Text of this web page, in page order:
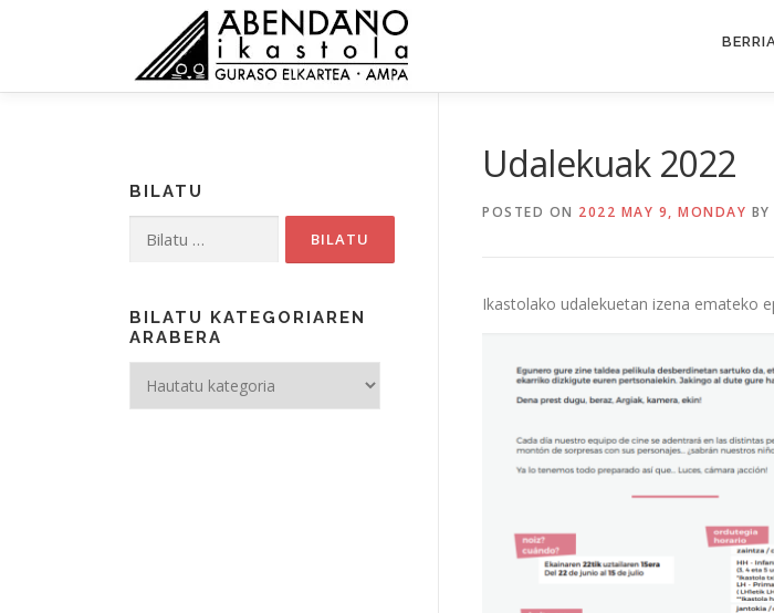
Udalekuak 2022
POSTED ON 2022 MAY 9, MONDAY BY
Ikastolako udalekuetan izena emateko
BILATU
BILATU KATEGORIAREN
ARABERA
kategoriaren